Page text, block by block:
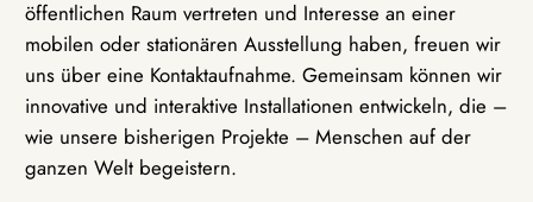
öffentlichen Raum vertreten und Interesse an einer
mobilen oder stationären Ausstellung haben, freuen wir
uns über eine Kontaktaufnahme. Gemeinsam können wir
innovative und interaktive Installationen entwickeln, die –
wie unsere bisherigen Projekte – Menschen auf der
ganzen Welt begeistern.